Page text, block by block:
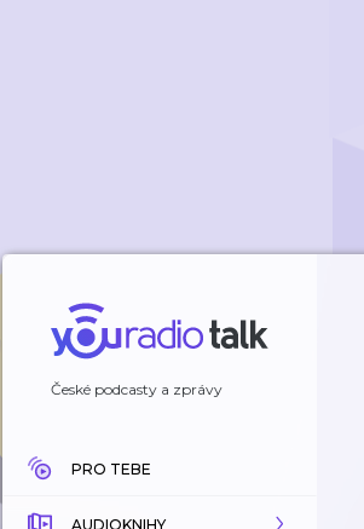
České podcasty a zprávy
PRO TEBE
AUDIOKNIHY